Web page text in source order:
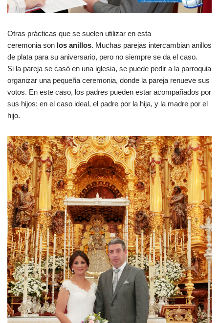
Otras prácticas que se suelen utilizar en esta
ceremonia son los anillos. Muchas parejas intercambian anillos
de plata para su aniversario, pero no siempre se da el caso.
Si la pareja se casó en una iglesia, se puede pedir a la parroquia
organizar una pequeña ceremonia, donde la pareja renueve sus
votos. En este caso, los padres pueden estar acompañados por
sus hijos: en el caso ideal, el padre por la hija, y la madre por el
hijo.